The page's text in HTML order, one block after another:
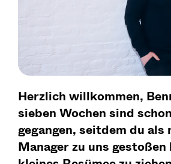
Herzlich willkommen,
sieben Wochen sind
gegangen, seitdem du als
Manager zu uns